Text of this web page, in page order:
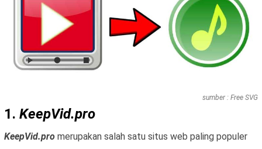
sumber : Free SVG
1. KeepVid.pro
KeepVid.pro merupakan salah satu situs web paling populer